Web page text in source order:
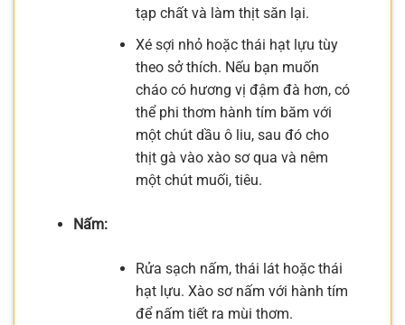
tạp chất và làm thịt săn lại.
Xé sợi nhỏ hoặc thái hạt lựu tùy
theo sở thích. Nếu bạn muốn
cháo có hương vị đậm đà hơn, có
thể phi thơm hành tím băm với
một chút dầu ô liu, sau đó cho
thịt gà vào xào sơ qua và nêm
một chút muối, tiêu.
Nấm:
Rửa sạch nấm, thái lát hoặc thái
hạt lựu. Xào sơ nấm với hành tím
để nấm tiết ra mùi thơm.